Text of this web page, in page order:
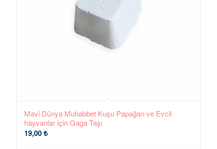
Mavi Dünya Muhabbet Kuşu Papağan ve Evcil
hayvanlar için Gaga Taşı
19,00₺